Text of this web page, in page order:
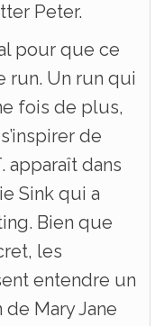
Peter.
pour que ce
run. Un run qui
fois de plus,
de
apparaît dans
Sink qui a
Bien que
les
entendre un
Mary Jane